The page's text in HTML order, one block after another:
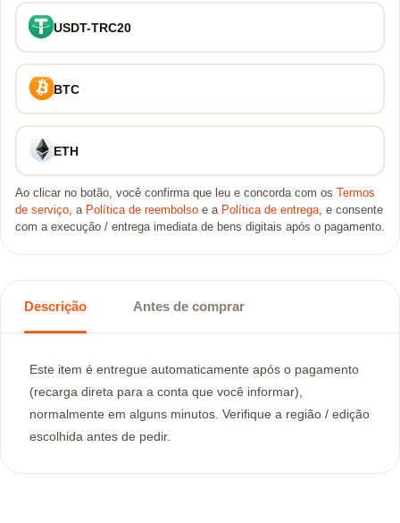
USDT-TRC20
BTC
ETH
Ao clicar no botão, você confirma que leu e concorda com os
Termos
de serviço, a Política de reembolso e a Política de entrega, e consente
com a execução / entrega imediata de bens digitais após o pagamento.
Descrição Antes de comprar
Este item é entregue automaticamente após o pagamento
(recarga direta para a conta que você informar),
normalmente em alguns minutos. Verifique a região / edição
escolhida antes de pedir.